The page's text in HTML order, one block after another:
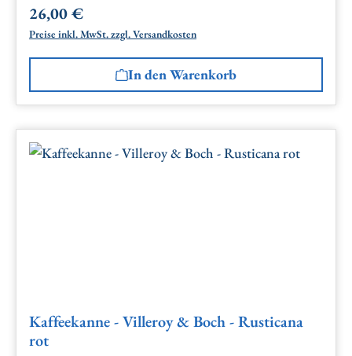
Regulärer Preis:
26,00 €
Preise inkl. MwSt. zzgl. Versandkosten
In den Warenkorb
Kaffeekanne - Villeroy & Boch - Rusticana
rot